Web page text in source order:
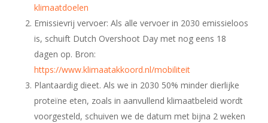
klimaatdoelen
Emissievrij vervoer: Als alle vervoer in 2030 emissieloos
is, schuift Dutch Overshoot Day met nog eens 18
dagen op. Bron:
https://www.klimaatakkoord.nl/mobiliteit
Plantaardig dieet. Als we in 2030 50% minder dierlijke
proteïne eten, zoals in aanvullend klimaatbeleid wordt
voorgesteld, schuiven we de datum met bijna 2 weken